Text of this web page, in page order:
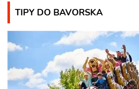
TIPY DO BAVORSKA